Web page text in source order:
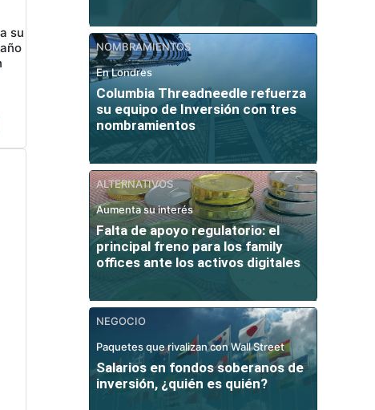
su
NOMBRAMIENTOS
En Londres
Columbia Threadneedle refuerza
su equipo de Inversión con tres
nombramientos
ALTERNATIVOS
Aumenta su interés
Falta de apoyo regulatorio: el
principal freno para los family
offices ante los activos digitales
NEGOCIO
Paquetes que rivalizan con Wall Street
Salarios en fondos soberanos de
inversión, ¿quién es quién?